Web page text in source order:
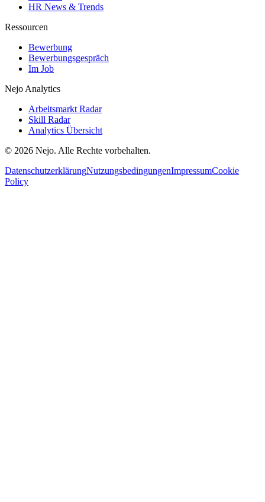
HR News & Trends
Ressourcen
Bewerbung
Bewerbungsgespräch
Im Job
Nejo Analytics
Arbeitsmarkt Radar
Skill Radar
Analytics Übersicht
© 2026 Nejo. Alle Rechte vorbehalten.
DatenschutzerklärungNutzungsbedingungenImpressumCookie
Policy